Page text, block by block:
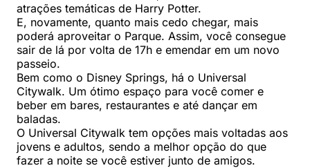
atrações temáticas de Harry Potter.
E, novamente, quanto mais cedo chegar, mais
poderá aproveitar o Parque. Assim, você consegue
sair de lá por volta de 17h e emendar em um novo
passeio.
Bem como o Disney Springs, há o Universal
Citywalk. Um ótimo espaço para você comer e
beber em bares, restaurantes e até dançar em
baladas.
O Universal Citywalk tem opções mais voltadas aos
jovens e adultos, sendo a melhor opção do que
fazer a noite se você estiver junto de amigos.